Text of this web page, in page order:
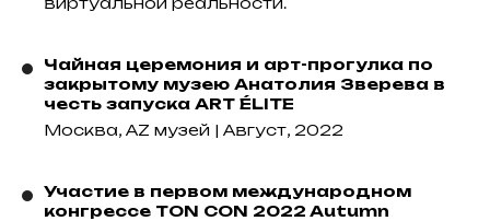
Чайная церемония и арт-прогулка по
закрытому музею Анатолия Зверева в
честь запуска ART ÉLITE
Москва, AZ музей | Август, 2022
Участие в первом международном
конгрессе TON CON 2022 Autumn